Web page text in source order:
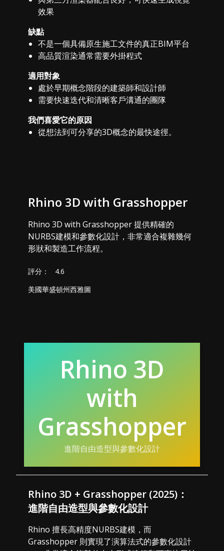
效果
缺點
不是一個具備原生施工文件的真正BIM平台
高品質渲染通常需要外掛程式
適用對象
處於早期概念階段的建築師和設計師
需要快速迭代和清晰客戶溝通的團隊
我們喜愛它的原因
從想法到可分享的3D概念的最快途徑。
Rhino 3D with Grasshopper
Rhino 3D with Grasshopper 提供精確的
NURBS建模和參數化設計，非常適合複雜幾何
形狀和製造工作流程。
評分：
4.6
美國華盛頓州西雅圖
Rhino 3D
with
Grasshopper
進階自由造型與參數化設計
Rhino 3D + Grasshopper (2025)：
進階自由造型與參數化設計
Rhino 擅長高精度NURBS建模，而
Grasshopper 則實現了演算法式的參數化設計